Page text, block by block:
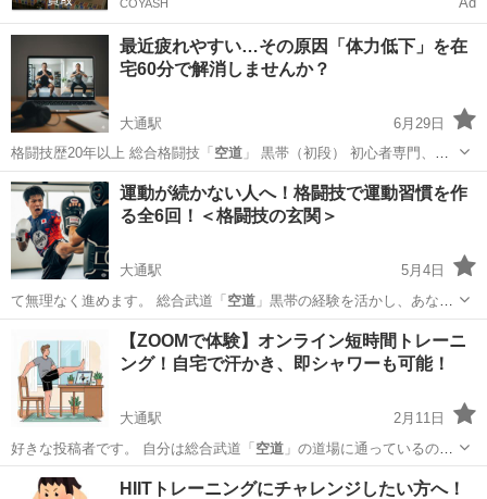
COYASH
最近疲れやすい…その原因「体力低下」を在
宅60分で解消しませんか？
大通駅
6月29日
格闘技歴20年以上 総合格闘技「 空道」 黒帯（初段） 初心者専門、こ
れま…
北海道 札幌市 大通駅 その他 HIIT
運動が続かない人へ！格闘技で運動習慣を作
る全6回！＜格闘技の玄関＞
大通駅
5月4日
て無理なく進めます。 総合武道「 空道」黒帯の経験を活かし、あなた
のペースに…
空手/他格闘技 格闘技
【ZOOMで体験】オンライン短時間トレーニ
ング！自宅で汗かき、即シャワーも可能！
大通駅
2月11日
好きな投稿者です。 自分は総合武道「空道」の道場に通っているので
すが、そこでH…
北海道 大通駅 その他
HIITトレーニングにチャレンジしたい方へ！